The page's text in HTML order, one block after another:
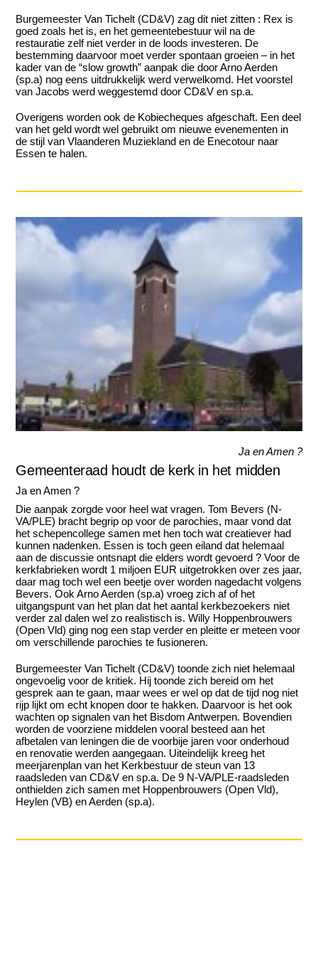
Burgemeester Van Tichelt (CD&V) zag dit niet zitten : Rex is
goed zoals het is, en het gemeentebestuur wil na de
restauratie zelf niet verder in de loods investeren. De
bestemming daarvoor moet verder spontaan groeien – in het
kader van de “slow growth” aanpak die door Arno Aerden
(sp.a) nog eens uitdrukkelijk werd verwelkomd. Het voorstel
van Jacobs werd weggestemd door CD&V en sp.a.
Overigens worden ook de Kobiecheques afgeschaft. Een deel
van het geld wordt wel gebruikt om nieuwe evenementen in
de stijl van Vlaanderen Muziekland en de Enecotour naar
Essen te halen.
Ja en Amen ?
Gemeenteraad houdt de kerk in het midden
Ja en Amen ?
Die aanpak zorgde voor heel wat vragen. Tom Bevers (N-
VA/PLE) bracht begrip op voor de parochies, maar vond dat
het schepencollege samen met hen toch wat creatiever had
kunnen nadenken. Essen is toch geen eiland dat helemaal
aan de discussie ontsnapt die elders wordt gevoerd ? Voor de
kerkfabrieken wordt 1 miljoen EUR uitgetrokken over zes jaar,
daar mag toch wel een beetje over worden nagedacht volgens
Bevers. Ook Arno Aerden (sp.a) vroeg zich af of het
uitgangspunt van het plan dat het aantal kerkbezoekers niet
verder zal dalen wel zo realistisch is. Willy Hoppenbrouwers
(Open Vld) ging nog een stap verder en pleitte er meteen voor
om verschillende parochies te fusioneren.
Burgemeester Van Tichelt (CD&V) toonde zich niet helemaal
ongevoelig voor de kritiek. Hij toonde zich bereid om het
gesprek aan te gaan, maar wees er wel op dat de tijd nog niet
rijp lijkt om echt knopen door te hakken. Daarvoor is het ook
wachten op signalen van het Bisdom Antwerpen. Bovendien
worden de voorziene middelen vooral besteed aan het
afbetalen van leningen die de voorbije jaren voor onderhoud
en renovatie werden aangegaan. Uiteindelijk kreeg het
meerjarenplan van het Kerkbestuur de steun van 13
raadsleden van CD&V en sp.a. De 9 N-VA/PLE-raadsleden
onthielden zich samen met Hoppenbrouwers (Open Vld),
Heylen (VB) en Aerden (sp.a).